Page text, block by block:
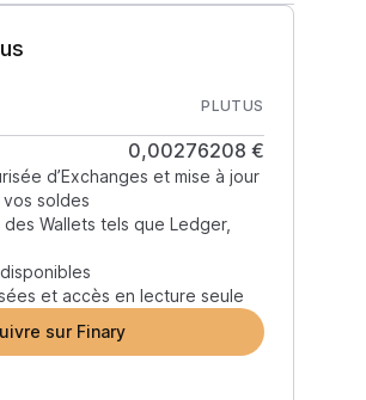
PLUTUS
0,00276208 €
d’Exchanges et mise à jour
soldes
Wallets tels que Ledger,
et accès en lecture seule
sur Finary